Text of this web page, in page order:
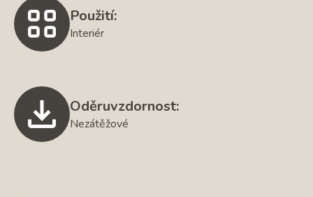
Použití:
Interiér
Oděruvzdornost:
Nezátěžové